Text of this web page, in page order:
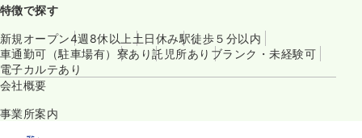
特徴で探す
新規オープン4週8休以上土日休み駅徒歩５分以内
車通勤可（駐車場有） 寮あり託児所あり ブランク・未経験可
電子カルテあり
会社概要
事業所案内